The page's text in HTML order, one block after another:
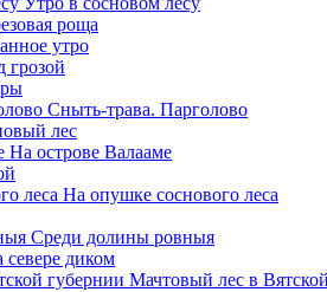
роща
утро
грозой
Сныть-трава. Парголово
лес
На острове Валааме
На опушке соснового леса
Среди долины ровныя
севере диком
Мачтовый лес в